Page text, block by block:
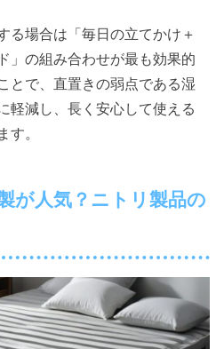
る場合は「毎日の立てかけ＋
」の組み合わせが最も効果的
とで、直置きの弱点である湿
軽減し、長く安心して使える
す。
が人気？ニトリ製品の